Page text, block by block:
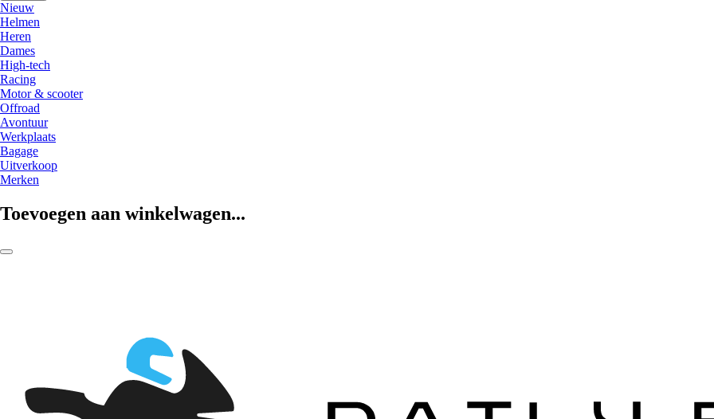
Nieuw
Helmen
Heren
Dames
High-tech
Racing
Motor & scooter
Offroad
Avontuur
Werkplaats
Bagage
Uitverkoop
Merken
Toevoegen aan winkelwagen...